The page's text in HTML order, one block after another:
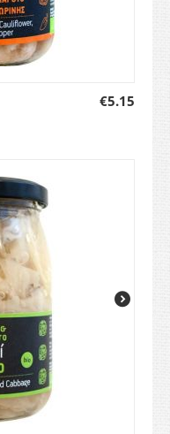
€5.15